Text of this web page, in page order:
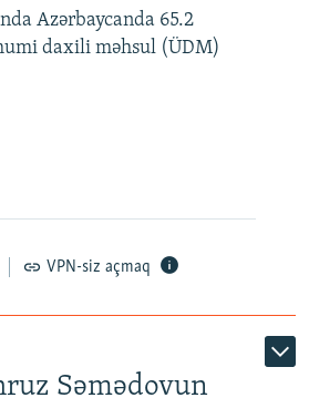
360p 480p
360p
480p
Azərbaycanda 65.2
daxili məhsul (ÜDM)
VPN-siz açmaq
Səmədovun